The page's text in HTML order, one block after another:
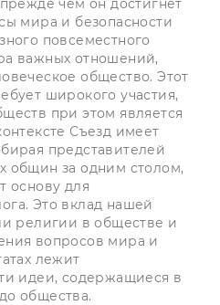
чем он достигнет
мира и безопасности
повсеместного
важных отношений,
общество. Этот
широкого участия,
при этом является
Съезд имеет
представителей
общин за одним столом,
основу для
Это вклад нашей
религии в обществе и
вопросов мира и
лежит
идеи, содержащиеся в
общества.